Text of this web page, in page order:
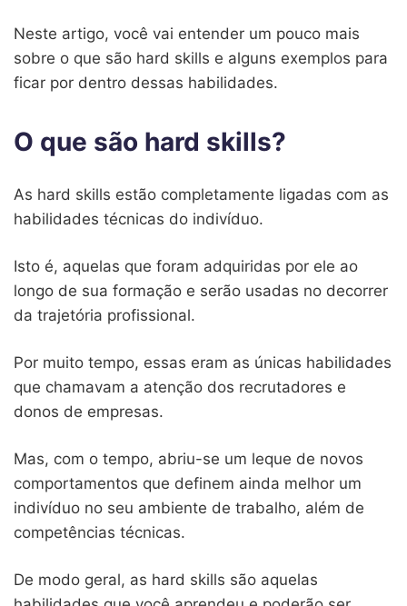
Neste artigo, você vai entender um pouco mais
sobre o que são hard skills e alguns exemplos para
ficar por dentro dessas habilidades.
O que são hard skills?
As hard skills estão completamente ligadas com as
habilidades técnicas do indivíduo.
Isto é, aquelas que foram adquiridas por ele ao
longo de sua formação e serão usadas no decorrer
da trajetória profissional.
Por muito tempo, essas eram as únicas habilidades
que chamavam a atenção dos recrutadores e
donos de empresas.
Mas, com o tempo, abriu-se um leque de novos
comportamentos que definem ainda melhor um
indivíduo no seu ambiente de trabalho, além de
competências técnicas.
De modo geral, as hard skills são aquelas